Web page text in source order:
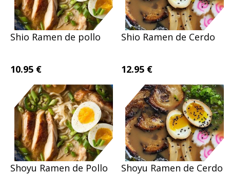
Shio Ramen de pollo
10.95 €
Shio Ramen de Cerdo
12.95 €
Shoyu Ramen de Pollo Shoyu Ramen de Cerdo